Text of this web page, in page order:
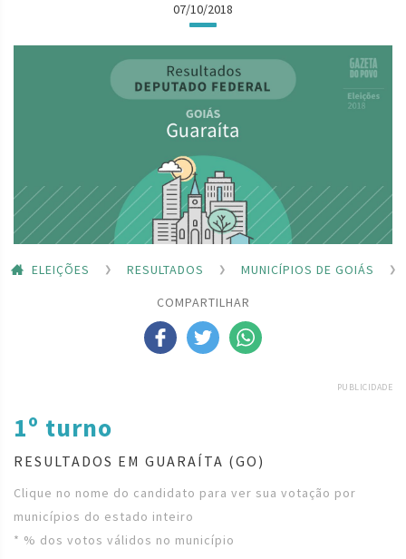
07/10/2018
ELEIÇÕES RESULTADOS
MUNICÍPIOS DE GOIÁS
COMPARTILHAR
PUBLICIDADE
1º turno
RESULTADOS EM GUARAÍTA (GO)
Clique no nome do candidato para ver sua votação por
municípios do estado inteiro
* % dos votos válidos no município